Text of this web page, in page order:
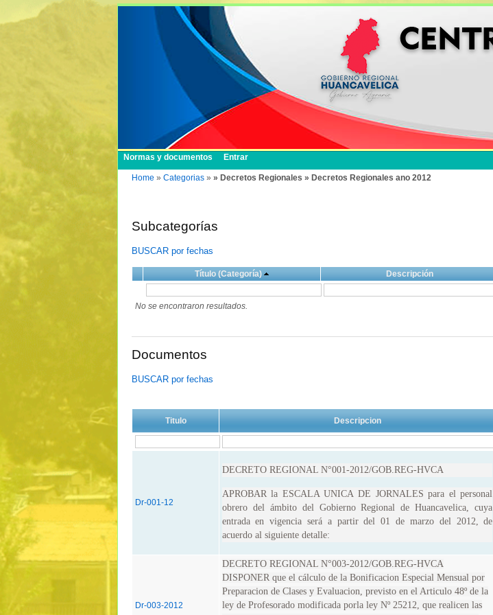
Normas y documentos Entrar
Home » Categorias » » Decretos Regionales » Decretos Regionales ano 2012
Subcategorías
BUSCAR por fechas
Título (Categoría) Descripción
No se encontraron resultados.
Documentos
BUSCAR por fechas
Titulo Descripcion
Dr-001-12
DECRETO REGIONAL N°001-2012/GOB.REG-HVCA
APROBAR la ESCALA UNICA DE JORNALES para el personal
obrero del ámbito del Gobierno Regional de Huancavelica, cuya
entrada en vigencia será a partir del 01 de marzo del 2012, de
acuerdo al siguiente detalle:
Dr-003-2012
DECRETO REGIONAL N°003-2012/GOB.REG-HVCA
DISPONER que el cálculo de la Bonificacion Especial Mensual por
Preparacion de Clases y Evaluacion, previsto en el Articulo 48º de la
ley de Profesorado modificada porla ley Nº 25212, que realicen las